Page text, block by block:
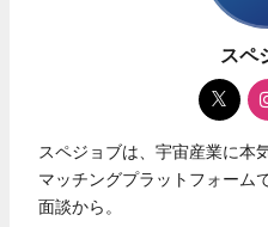
スペ
スペジョブは、宇宙産業に本
マッチングプラットフォーム
面談から。